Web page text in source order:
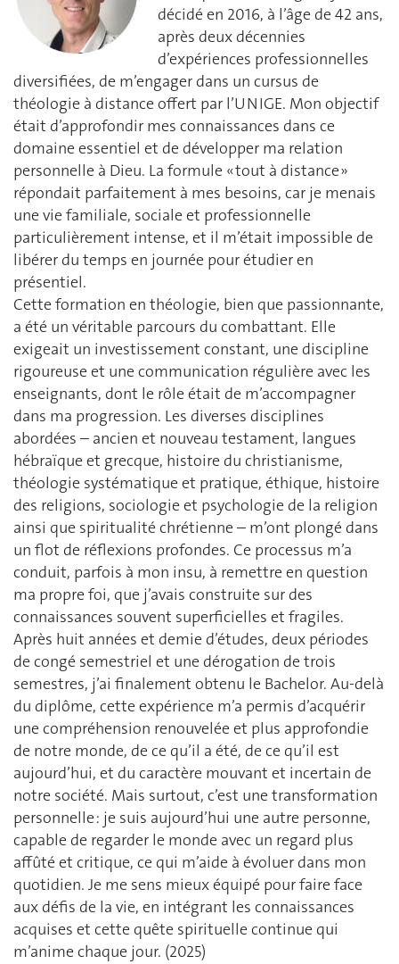
décidé en 2016, à l’âge de 42 ans,
après deux décennies
d’expériences professionnelles
diversifiées, de m’engager dans un cursus de
théologie à distance offert par l’UNIGE. Mon objectif
était d’approfondir mes connaissances dans ce
domaine essentiel et de développer ma relation
personnelle à Dieu. La formule « tout à distance »
répondait parfaitement à mes besoins, car je menais
une vie familiale, sociale et professionnelle
particulièrement intense, et il m’était impossible de
libérer du temps en journée pour étudier en
présentiel.
Cette formation en théologie, bien que passionnante,
a été un véritable parcours du combattant. Elle
exigeait un investissement constant, une discipline
rigoureuse et une communication régulière avec les
enseignants, dont le rôle était de m’accompagner
dans ma progression. Les diverses disciplines
abordées – ancien et nouveau testament, langues
hébraïque et grecque, histoire du christianisme,
théologie systématique et pratique, éthique, histoire
des religions, sociologie et psychologie de la religion
ainsi que spiritualité chrétienne – m’ont plongé dans
un flot de réflexions profondes. Ce processus m’a
conduit, parfois à mon insu, à remettre en question
ma propre foi, que j’avais construite sur des
connaissances souvent superficielles et fragiles.
Après huit années et demie d’études, deux périodes
de congé semestriel et une dérogation de trois
semestres, j’ai finalement obtenu le Bachelor. Au-delà
du diplôme, cette expérience m’a permis d’acquérir
une compréhension renouvelée et plus approfondie
de notre monde, de ce qu’il a été, de ce qu’il est
aujourd’hui, et du caractère mouvant et incertain de
notre société. Mais surtout, c’est une transformation
personnelle : je suis aujourd’hui une autre personne,
capable de regarder le monde avec un regard plus
affûté et critique, ce qui m’aide à évoluer dans mon
quotidien. Je me sens mieux équipé pour faire face
aux défis de la vie, en intégrant les connaissances
acquises et cette quête spirituelle continue qui
m’anime chaque jour. (2025)